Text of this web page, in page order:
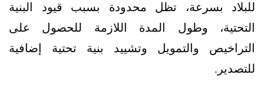
للبلاد بسرعة، تظل محدودة بسبب قيود البنية
التحتية، وطول المدة اللازمة للحصول على
التراخيص والتمويل وتشييد بنية تحتية إضافية
للتصدير.